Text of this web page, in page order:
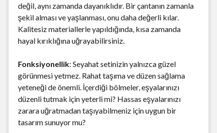
değil, aynı zamanda dayanıklıdır. Bir çantanın zamanla
şekil alması ve yaşlanması, onu daha değerli kılar.
Kalitesiz materiallerle yapıldığında, kısa zamanda
hayal kırıklığına uğrayabilirsiniz.
Fonksiyonellik: Seyahat setinizin yalnızca güzel
görünmesi yetmez. Rahat taşıma ve düzen sağlama
yeteneği de önemli. İçerdiği bölmeler, eşyalarınızı
düzenli tutmak için yeterli mi? Hassas eşyalarınızı
zarara uğratmadan taşıyabilmeniz için uygun bir
tasarım sunuyor mu?